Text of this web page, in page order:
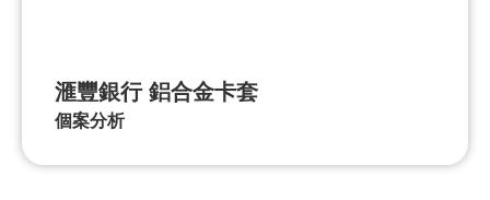
滙豐銀行 鋁合金卡套
個案分析